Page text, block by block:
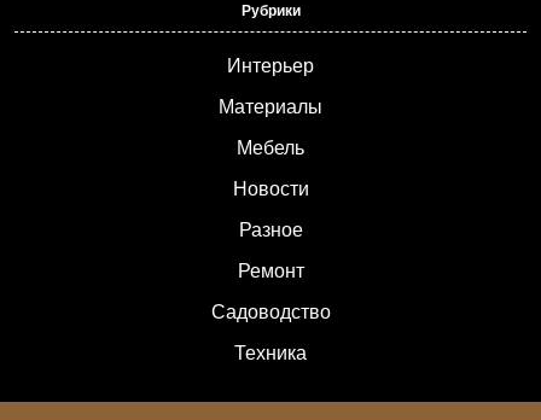
Рубрики
Интерьер
Материалы
Мебель
Новости
Разное
Ремонт
Садоводство
Техника